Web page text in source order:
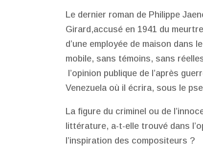
Le dernier roman de Philippe
Girard,accusé en 1941 du
d’une employée de maison dans
mobile, sans témoins, sans
l’opinion publique de l’après
Venezuela où il écrira, sous le
La figure du criminel ou de
littérature, a-t-elle trouvé dans
l’inspiration des compositeurs ?